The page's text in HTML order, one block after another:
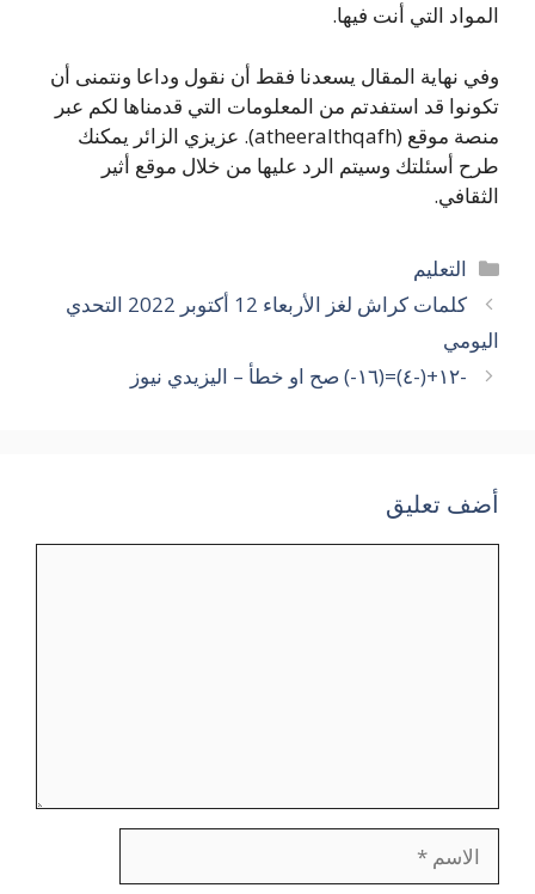
المواد التي أنت فيها.
وفي نهاية المقال يسعدنا فقط أن نقول وداعا ونتمنى أن
تكونوا قد استفدتم من المعلومات التي قدمناها لكم عبر
منصة موقع (atheeralthqafh). عزيزي الزائر يمكنك
طرح أسئلتك وسيتم الرد عليها من خلال موقع أثير
الثقافي.
التصنيفات
التعليم
كلمات كراش لغز الأربعاء 12 أكتوبر 2022 التحدي
اليومي
-١٢+(-٤)=(١٦-) صح او خطأ – اليزيدي نيوز
أضف تعليق